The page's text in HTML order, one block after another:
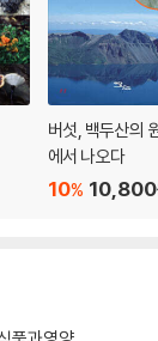
/ 냄새무당버섯 /
병깔때기버섯
버섯, 백두산의
에서 나오다
10,800
10%